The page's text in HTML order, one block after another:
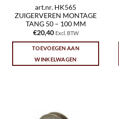
art.nr. HK565
ZUIGERVEREN MONTAGE
TANG 50 – 100 MM
€20,40 Excl. BTW
TOEVOEGEN AAN
WINKELWAGEN